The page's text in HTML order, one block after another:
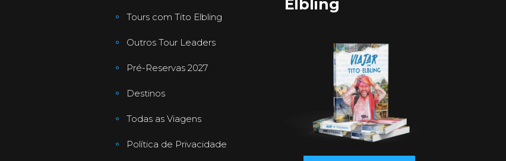
Tours com Tito Elbling
Outros Tour Leaders
Pré-Reservas 2027
Destinos
Todas as Viagens
Política de Privacidade
Elbling